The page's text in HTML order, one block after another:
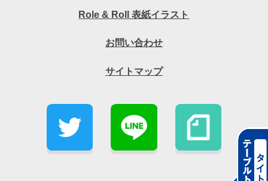
Role & Roll 表紙イラスト
お問い合わせ
サイトマップ